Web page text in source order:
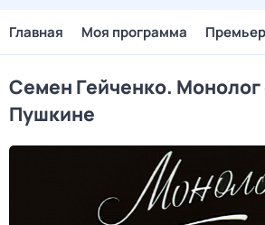
Главная Моя программа
Семен Гейченко. Монолог
Пушкине